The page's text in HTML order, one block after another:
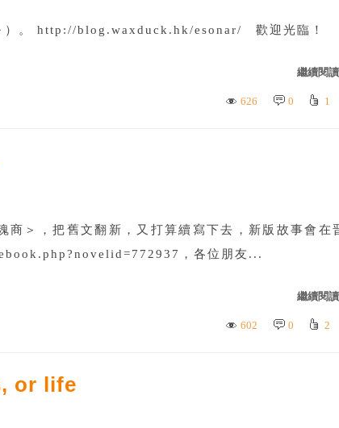
）。 http://blog.waxduck.hk/esonar/ 歡迎光臨！
繼續閱
626 0 1
商＞，把舊文翻新，又打算續寫下去，新版故事會在
，各位朋友...
繼續閱
602 0 2
or life